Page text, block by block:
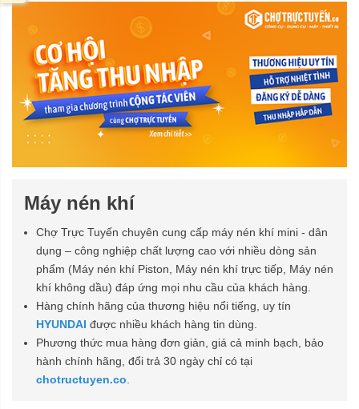
Máy nén khí
Chợ Trực Tuyến chuyên cung cấp máy nén khí mini - dân
dụng – công nghiệp chất lượng cao với nhiều dòng sản
phẩm (Máy nén khí Piston, Máy nén khí trực tiếp, Máy nén
khí không dầu) đáp ứng mọi nhu cầu của khách hàng.
Hàng chính hãng của thương hiệu nổi tiếng, uy tín
HYUNDAI được nhiều khách hàng tin dùng.
Phương thức mua hàng đơn giản, giá cả minh bạch, bảo
hành chính hãng, đổi trả 30 ngày chỉ có tại
chotructuyen.co